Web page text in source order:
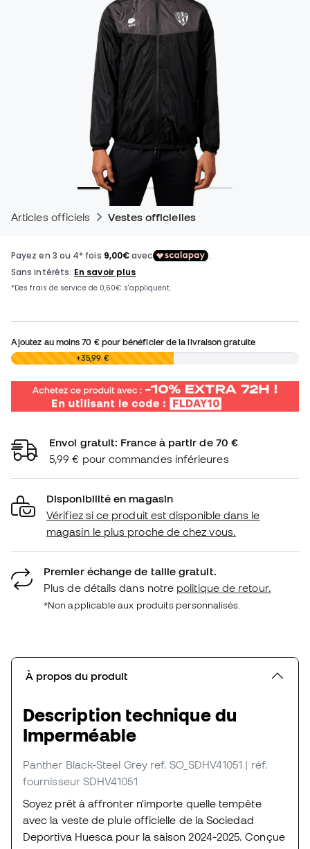
Articles officiels Vestes officielles
Ajoutez au moins70 €pour bénéficier de la livraison gratuite
0,00 € +35,99 €
Envoi gratuit: France à partir de 70 €
5,99 € pour commandes inférieures
Disponibilité en magasin
Vérifiez si ce produit est disponible dans le
magasin le plus proche de chez vous.
Premier échange de taille gratuit.
Plus de détails dans notre politique de retour.
*Non applicable aux produits personnalisés.
À propos du produit
Description technique du
Imperméable
Panther Black-Steel Grey ref. SO_SDHV41051 | réf.
fournisseur SDHV41051
Soyez prêt à affronter n'importe quelle tempête
avec la veste de pluie officielle de la Sociedad
Deportiva Huesca pour la saison 2024-2025. Conçue